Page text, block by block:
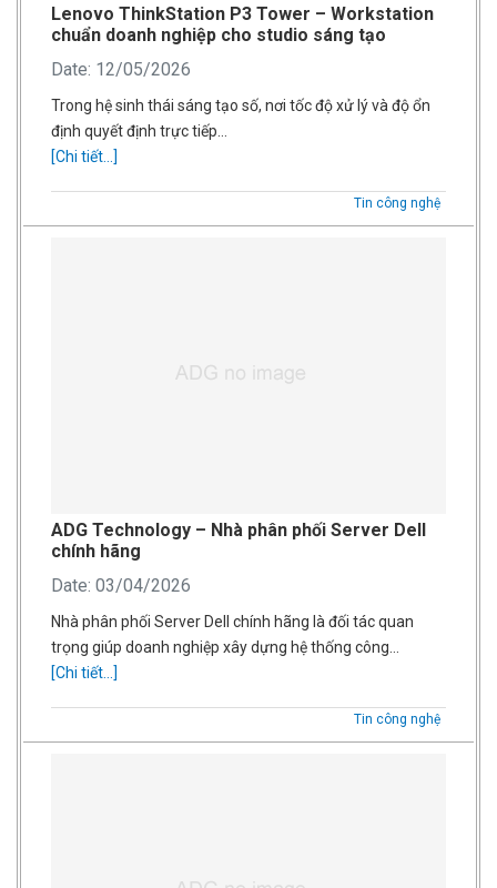
Lenovo ThinkStation P3 Tower – Workstation
chuẩn doanh nghiệp cho studio sáng tạo
Date: 12/05/2026
Trong hệ sinh thái sáng tạo số, nơi tốc độ xử lý và độ ổn
định quyết định trực tiếp…
[Chi tiết...]
Tin công nghệ
ADG Technology – Nhà phân phối Server Dell
chính hãng
Date: 03/04/2026
Nhà phân phối Server Dell chính hãng là đối tác quan
trọng giúp doanh nghiệp xây dựng hệ thống công…
[Chi tiết...]
Tin công nghệ